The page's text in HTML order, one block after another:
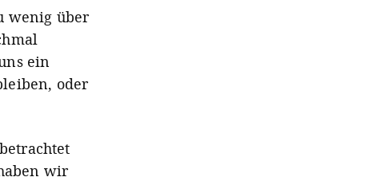
wenig über
ein
oder
wir